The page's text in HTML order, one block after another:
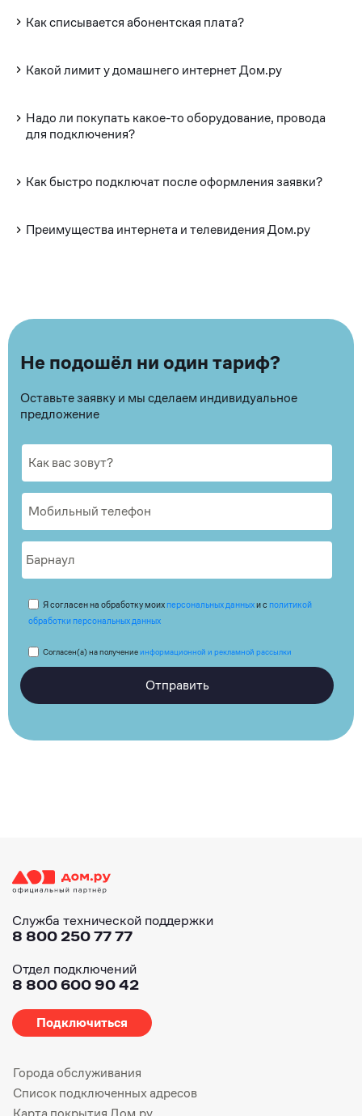
Как списывается абонентская плата?
Какой лимит у домашнего интернет Дом.ру
Надо ли покупать какое-то оборудование, провода
для подключения?
Как быстро подключат после оформления заявки?
Преимущества интернета и телевидения Дом.ру
Не подошёл ни один тариф?
Оставьте заявку и мы сделаем индивидуальное
предложение
Я согласен на обработку моих персональных данныхи с политикой
обработки персональных данных
Согласен(а) на получениеинформационной и рекламной рассылки
Отправить
Служба технической поддержки
8 800 250 77 77
Отдел подключений
8 800 600 90 42
Подключиться
Города обслуживания
Список подключенных адресов